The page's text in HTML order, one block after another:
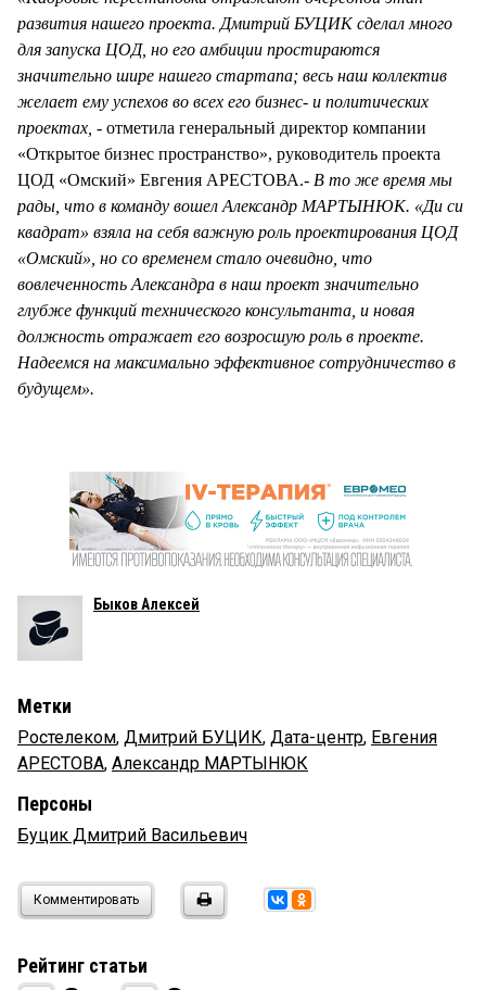
развития нашего проекта. Дмитрий БУЦИК сделал много
для запуска ЦОД, но его амбиции простираются
значительно шире нашего стартапа; весь наш коллектив
желает ему успехов во всех его бизнес- и политических
проектах, - отметила генеральный директор компании
«Открытое бизнес пространство», руководитель проекта
ЦОД «Омский» Евгения АРЕСТОВА.- В то же время мы
рады, что в команду вошел Александр МАРТЫНЮК. «Ди си
квадрат» взяла на себя важную роль проектирования ЦОД
«Омский», но со временем стало очевидно, что
вовлеченность Александра в наш проект значительно
глубже функций технического консультанта, и новая
должность отражает его возросшую роль в проекте.
Надеемся на максимально эффективное сотрудничество в
будущем».
Быков Алексей
Метки
Ростелеком, Дмитрий БУЦИК, Дата-центр, Евгения
АРЕСТОВА, Александр МАРТЫНЮК
Персоны
Буцик Дмитрий Васильевич
Комментировать
Рейтинг статьи